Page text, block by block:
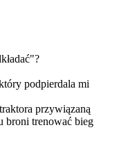
podpierdala mi
przywiązaną
broni trenować bieg